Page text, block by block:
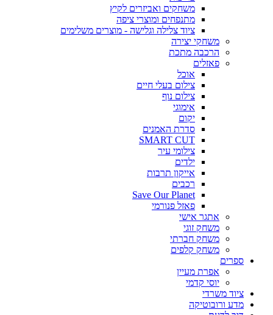
משחקים ואביזרים לקיץ
מתנפחים ומוצרי ציפה
ציוד צלילה וגלישה - מוצרים משלימים
משחקי יצירה
הרכבה מתכת
פאזלים
אוכל
צילום בעלי חיים
צילום נוף
אימוגי
יקום
סדרת האמנים
SMART CUT
צילומי עיר
ילדים
אייקון תרבות
רכבים
Save Our Planet
פאזל פנורמי
אתגר אישי
משחק זוגי
משחק חברתי
משחק קלפים
ספרים
אפרת מעיין
יוסי קדמי
ציוד משרדי
מדע ורובוטיקה